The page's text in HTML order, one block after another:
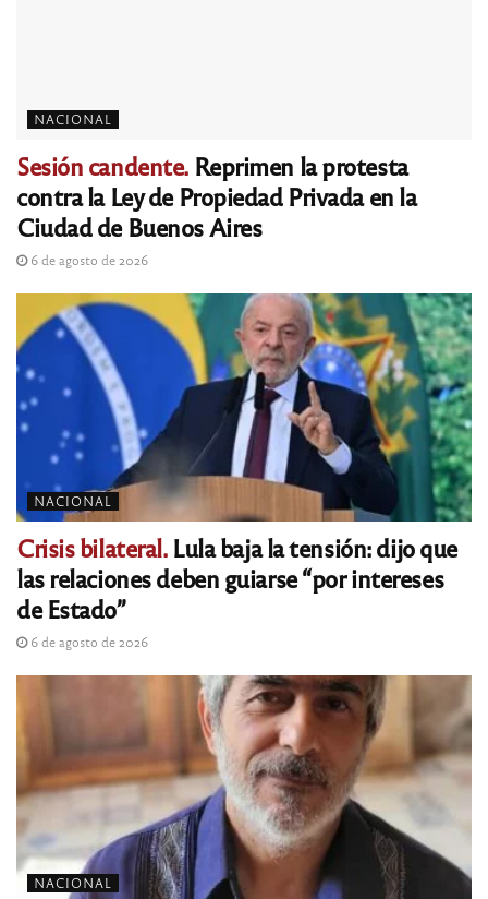
NACIONAL
Sesión candente.Reprimen la protesta
contra la Ley de Propiedad Privada en la
Ciudad de Buenos Aires
6 de agosto de 2026
NACIONAL
Crisis bilateral.Lula baja la tensión: dijo que
las relaciones deben guiarse “por intereses
de Estado”
6 de agosto de 2026
NACIONAL